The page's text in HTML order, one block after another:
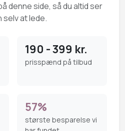
denne side, så du altid ser
at lede.
190 - 399 kr.
prisspænd på tilbud
57%
største besparelse vi